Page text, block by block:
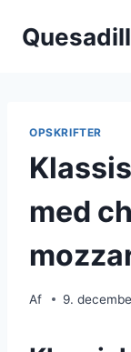
OPSKRIFTER
med
Af 9.